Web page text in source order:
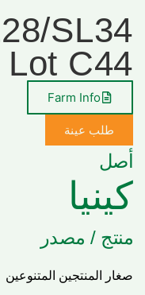
SL34
C44
Farm Info
طلب عينة
أصل
كينيا
منتج / مصدر
صغار المنتجين المتنوعين